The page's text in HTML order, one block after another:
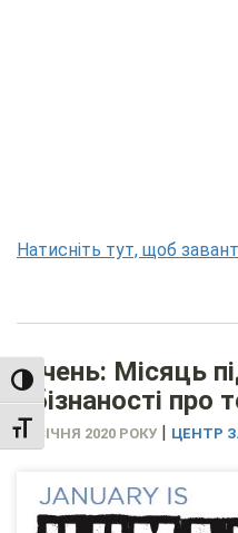
TOGGLE HIGH CONTRAST
TOGGLE FONT SIZE
Натисніть тут, щоб
Січень: Місяць
обізнаності
29 СІЧНЯ 2020 РОКУ | ЦЕНТР